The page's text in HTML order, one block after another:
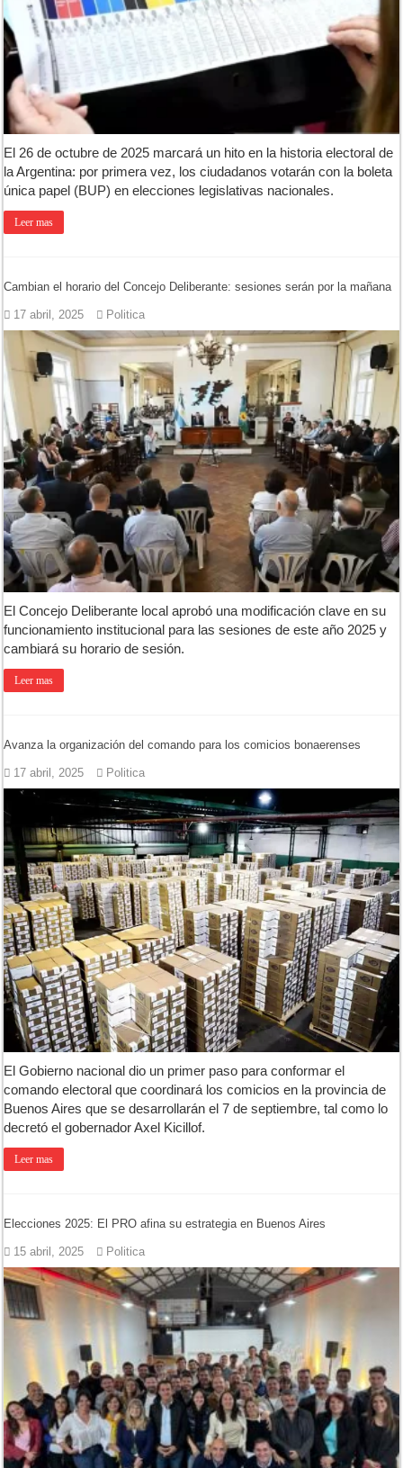
El 26 de octubre de 2025 marcará un hito en la historia electoral de
la Argentina: por primera vez, los ciudadanos votarán con la boleta
única papel (BUP) en elecciones legislativas nacionales.
Leer mas
Cambian el horario del Concejo Deliberante: sesiones serán por la mañana
17 abril, 2025 Politica
El Concejo Deliberante local aprobó una modificación clave en su
funcionamiento institucional para las sesiones de este año 2025 y
cambiará su horario de sesión.
Leer mas
Avanza la organización del comando para los comicios bonaerenses
17 abril, 2025 Politica
El Gobierno nacional dio un primer paso para conformar el
comando electoral que coordinará los comicios en la provincia de
Buenos Aires que se desarrollarán el 7 de septiembre, tal como lo
decretó el gobernador Axel Kicillof.
Leer mas
Elecciones 2025: El PRO afina su estrategia en Buenos Aires
15 abril, 2025 Politica